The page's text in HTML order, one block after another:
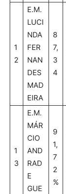
1
2
E.M.
LUCI
NDA
FER
NAN
DES
MAD
EIRA
8
7,
3
4
1
3
E.M.
MÁR
CIO
AND
RAD
E
GUE
9
1,
7
2
%